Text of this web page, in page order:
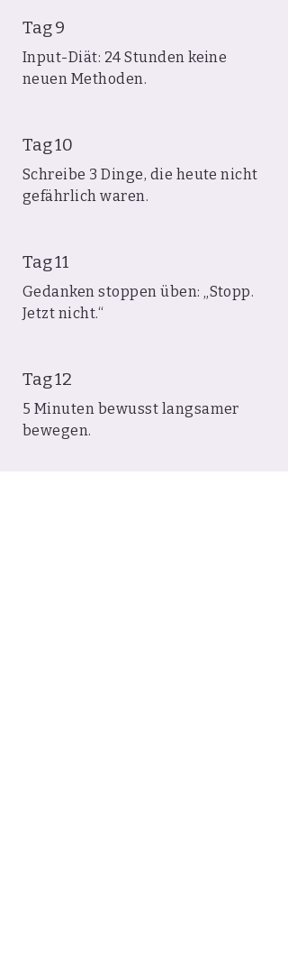
Tag 9
Input-Diät: 24 Stunden keine
neuen Methoden.
Tag 10
Schreibe 3 Dinge, die heute nicht
gefährlich waren.
Tag 11
Gedanken stoppen üben: „Stopp.
Jetzt nicht.“
Tag 12
5 Minuten bewusst langsamer
bewegen.